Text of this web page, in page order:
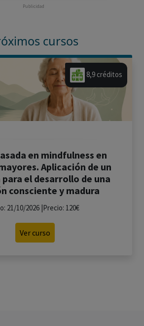
Publicidad
cursos
8,9 créditos
en mindfulness en
Aplicación de un
el desarrollo de una
consciente y madura
21/10/2026 |Precio: 120€
Ver curso